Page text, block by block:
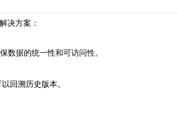
决方案：
数据的统一性和可访问性。
回溯历史版本。